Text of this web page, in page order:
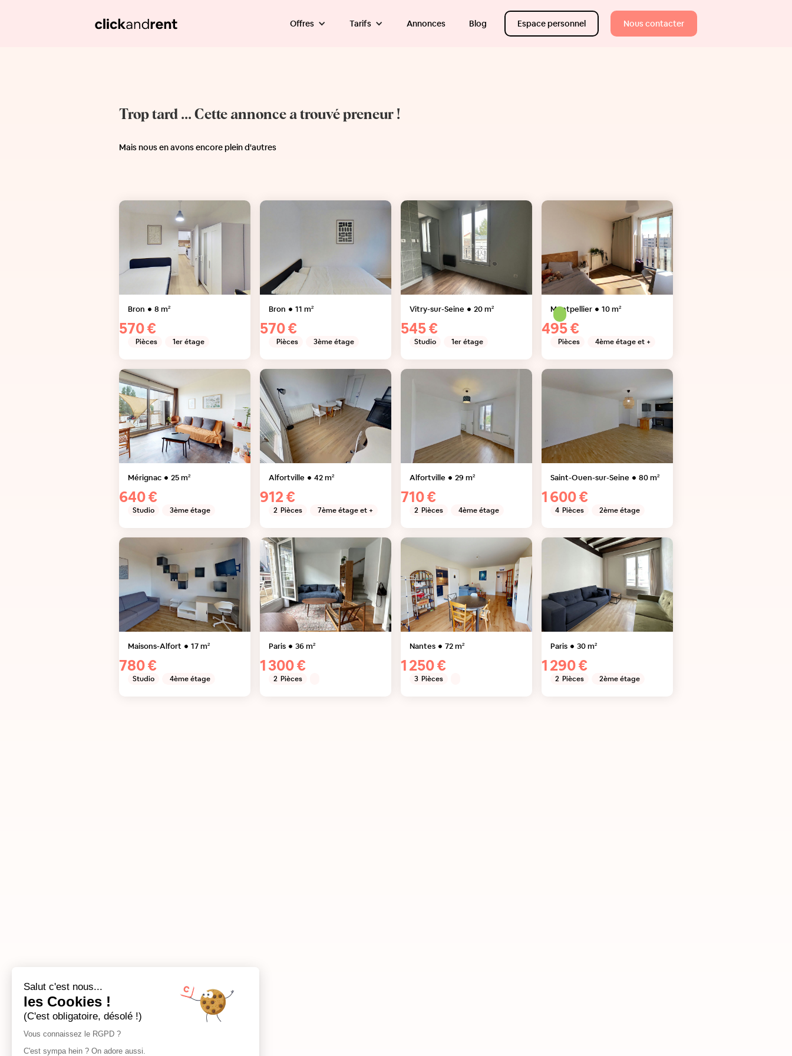
Offres Tarifs Annonces Blog Espace personnel Nous contacter
Trop tard ... Cette annonce a trouvé preneur !
Mais nous en avons encore plein d'autres
Bron 8 m²
570 €
Pièces 1er étage
Bron 11 m²
570 €
Pièces 3ème étage
Vitry-sur-Seine 20m²
545 €
Studio 1er étage
Montpellier 10m²
495 €
Pièces 4ème étage et +
Mérignac 25m²
640 €
Studio 3ème étage
Alfortville 42m²
912 €
2 Pièces 7ème étage et +
Alfortville 29 m²
710 €
2 Pièces 4ème étage
Saint-Ouen-sur-Seine 80m²
1 600 €
4 Pièces 2ème étage
Maisons-Alfort 17m²
780 €
Studio 4ème étage
Paris 36m²
1 300 €
2 Pièces
Nantes 72m²
1 250 €
3 Pièces
Paris 30m²
1 290 €
2 Pièces 2ème étage
Salut c'est nous...
les Cookies !
(C'est obligatoire, désolé !)
Vous connaissez le RGPD ?
C'est sympa hein ? On adore aussi.